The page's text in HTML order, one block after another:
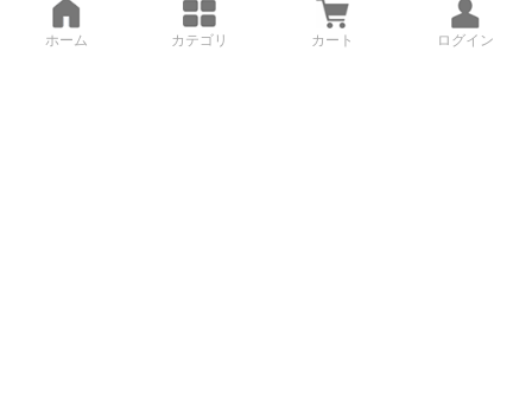
ホーム カテゴリ カート ログイン